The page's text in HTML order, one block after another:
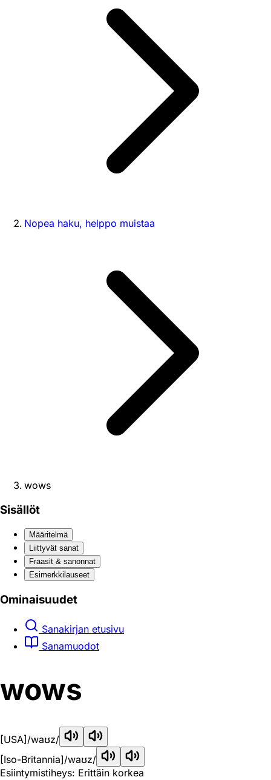
Nopea haku, helppo muistaa
wows
Sisällöt
Määritelmä
Liittyvät sanat
Fraasit & sanonnat
Esimerkkilauseet
Ominaisuudet
Sanakirjan etusivu
Sanamuodot
wows
[USA] /waʊz/
[Iso-Britannia]/waʊz/
Esiintymistiheys: Erittäin korkea